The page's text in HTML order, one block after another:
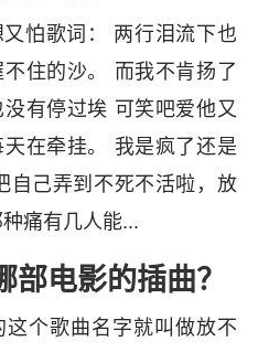
怕歌词： 两行泪流下也
住的沙。 而我不肯扬了
有停过埃 可笑吧爱他又
在牵挂。 我是疯了还是
自己弄到不死不活啦，放
痛有几人能...
电影的插曲？
这个歌曲名字就叫做放不